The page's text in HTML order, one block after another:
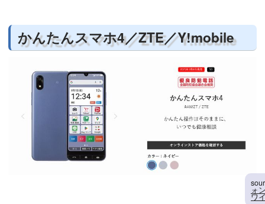
かんたんスマホ4／ZTE／Y!mobile
ォ
ワ